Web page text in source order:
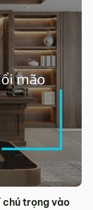
chú trọng vào